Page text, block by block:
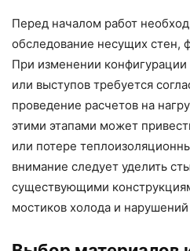
Перед началом работ
обследование несущих стен,
При изменении
или выступов требуется
проведение расчетов на
этими этапами может
или потере
внимание следует уделить
существующими
мостиков холода и